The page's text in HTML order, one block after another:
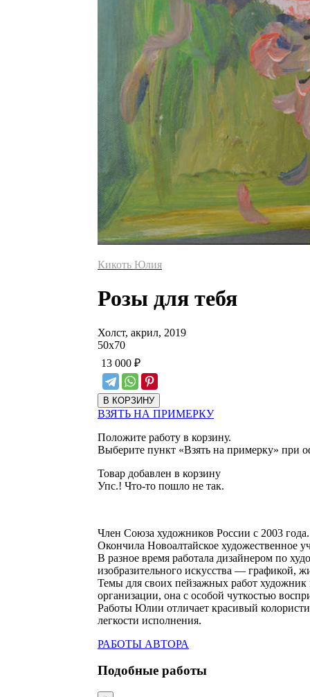
Кикоть Юлия
Розы для тебя
Холст, акрил, 2019
50х70
13 000 ₽
ВЗЯТЬ НА ПРИМЕРКУ
Положите работу в корзину.
Выберите пункт «Взять на примерку» при
Товар добавлен в корзину
Упс.! Что-то пошло не так.
Член Союза художников России с 2003 года.
Окончила Новоалтайское художественное
В разное время работала дизайнером по
изобразительного искусства — графикой,
Темы для своих пейзажных работ художник
организации, она с особой чуткостью
Работы Юлии отличает красивый
легкости исполнения.
РАБОТЫ АВТОРА
Подобные работы